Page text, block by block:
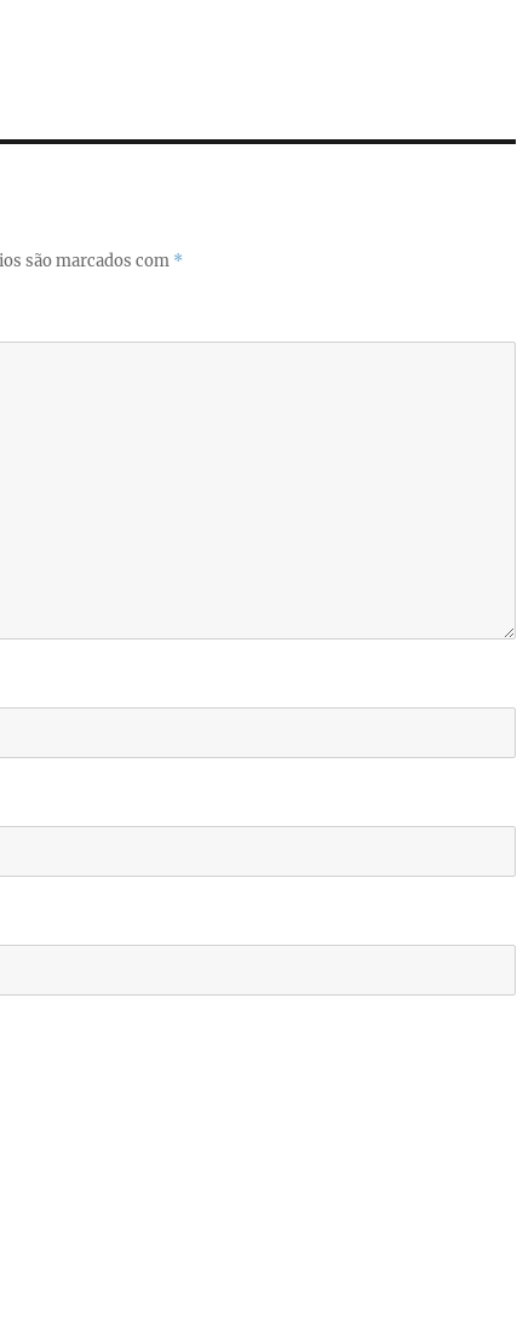
são marcados com *